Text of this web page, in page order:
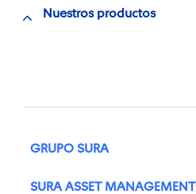
Nuestros productos
GRUPO SURA
SURA ASSET MANAGEMENT